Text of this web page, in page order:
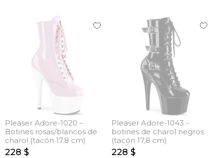
Pleaser Adore-1020 –
Botines rosas/blancos de
charol (tacón 17.8 cm)
228 $
Pleaser Adore-1043 -
botines de charol negros
(tacón 17,8 cm)
228 $